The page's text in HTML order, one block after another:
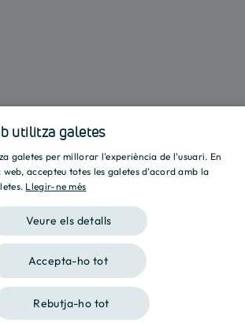
negoci
de privacitat Política de Cookies
drets reservats
buscant?
SPANISH
utilitza galetes
galetes per millorar l'experiència de l'usuari. En
accepteu totes les galetes d’acord amb la
Llegir-ne més
Veure els detalls
Accepta-ho tot
Rebutja-ho tot